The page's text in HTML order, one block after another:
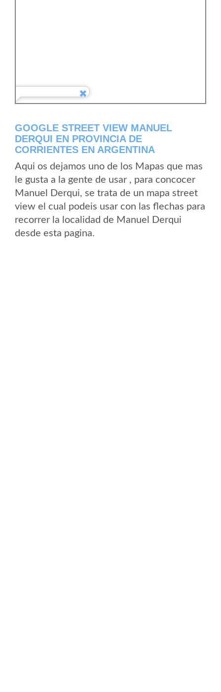
GOOGLE STREET VIEW MANUEL
DERQUI EN PROVINCIA DE
CORRIENTES EN ARGENTINA
Aqui os dejamos uno de los Mapas que mas
le gusta a la gente de usar , para concocer
Manuel Derqui, se trata de un mapa street
view el cual podeis usar con las flechas para
recorrer la localidad de Manuel Derqui
desde esta pagina.